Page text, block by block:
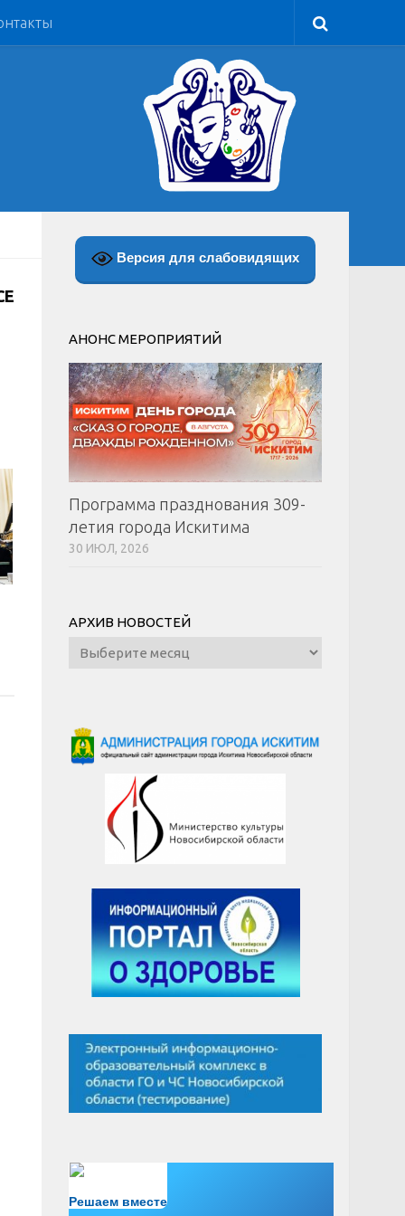
Версия для слабовидящих
АНОНС МЕРОПРИЯТИЙ
Программа празднования 309-
летия города Искитима
30 ИЮЛ, 2026
АРХИВ НОВОСТЕЙ
Архив
новостей
Решаем вместе